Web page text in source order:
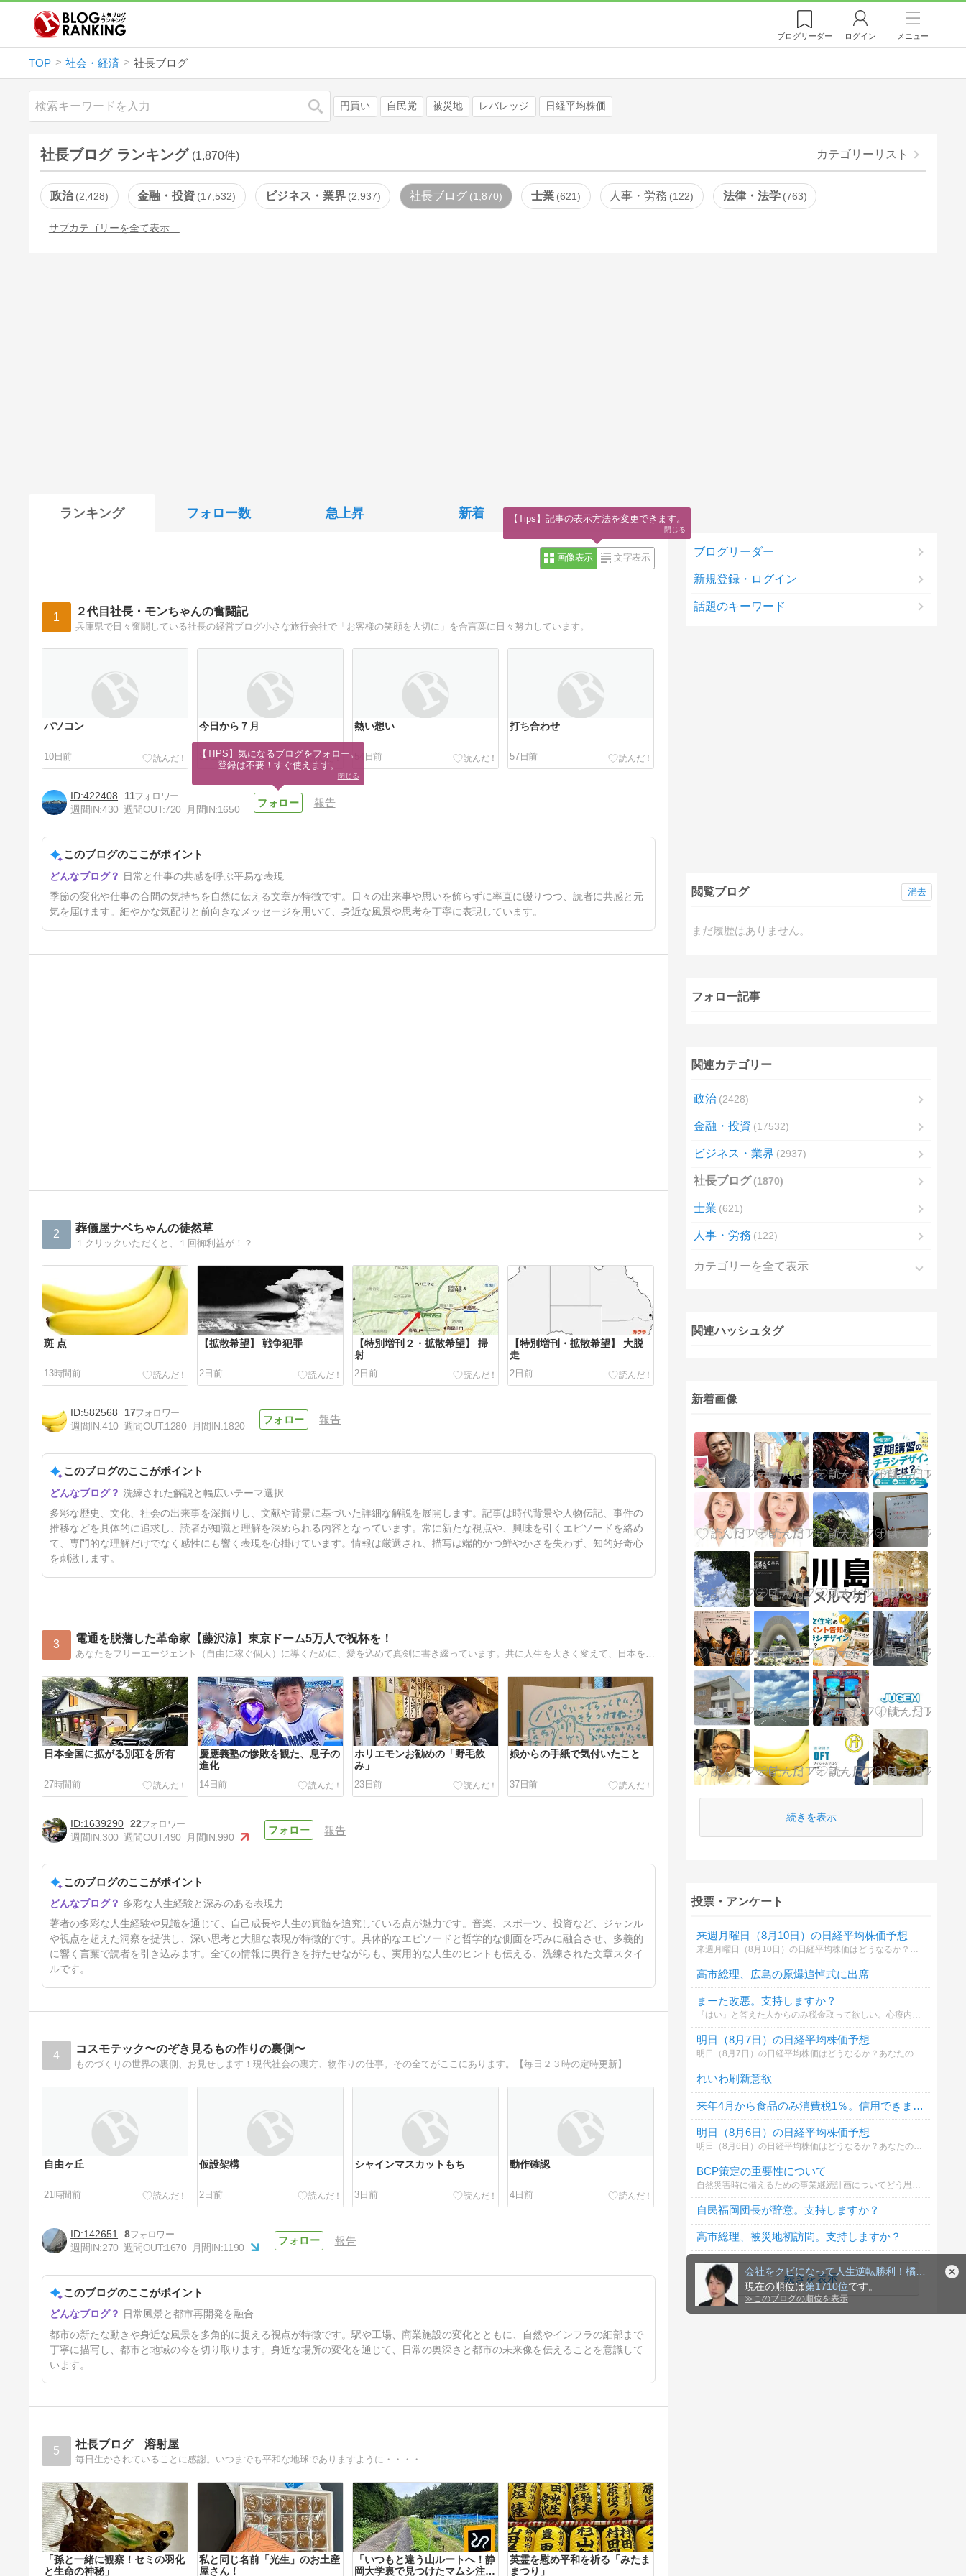
会社をクビになって人生逆転勝利！橘けんじ
現在の順位は第1710位です。
≫このブログの順位を表示
ブログリーダー ログイン メニュー
TOP 社会・経済 社長ブログ
検索 円買い 自民党 被災地 レバレッジ 日経平均株価
社長ブログ ランキング (1,870件) カテゴリーリスト
政治 2,428 金融・投資 17,532 ビジネス・業界 2,937 社長ブログ 1,870 士業 621 人事・労務 122 法律・法学 763
サブカテゴリーを全て表示…
ランキング フォロー数 急上昇 新着
画像表示 文字表示
1 ２代目社長・モンちゃんの奮闘記
兵庫県で日々奮闘している社長の経営ブログ小さな旅行会社で「お客様の笑顔を大切に」を合言葉に日々努力しています。
パソコン
10日前
今日から７月
38日前
熱い想い
54日前
打ち合わせ
57日前
５月３１日
68日前
422408
11
週間IN:430 週間OUT:720 月間IN:1650
報告
このブログのここがポイント
日常と仕事の共感を呼ぶ平易な表現
季節の変化や仕事の合間の気持ちを自然に伝える文章が特徴です。日々の出来事や思いを飾らずに率直に綴りつつ、読者に共感と元
気を届けます。細やかな気配りと前向きなメッセージを用いて、身近な風景や思考を丁寧に表現しています。
2 葬儀屋ナベちゃんの徒然草
１クリックいただくと、１回御利益が！？
斑 点
13時間前
【拡散希望】 戦争犯罪
2日前
【特別増刊２・拡散希望】 掃
射
2日前
【特別増刊・拡散希望】 大脱
走
2日前
TAXI
3日前
582568
17
週間IN:410 週間OUT:1280 月間IN:1820
報告
このブログのここがポイント
洗練された解説と幅広いテーマ選択
多彩な歴史、文化、社会の出来事を深掘りし、文献や背景に基づいた詳細な解説を展開します。記事は時代背景や人物伝記、事件の
推移などを具体的に追求し、読者が知識と理解を深められる内容となっています。常に新たな視点や、興味を引くエピソードを絡め
て、専門的な理解だけでなく感性にも響く表現を心掛けています。情報は厳選され、描写は端的かつ鮮やかさを失わず、知的好奇心
を刺激します。
3 電通を脱藩した革命家【藤沢涼】東京ドーム5万人で祝杯を！
日本全国に拡がる別荘を所有
27時間前
慶應義塾の惨敗を観た、息子の
進化
14日前
ホリエモンお勧めの「野毛飲
み」
23日前
娘からの手紙で気付いたこと
37日前
日経平均7万円突破で、売り目
線
52日前
1639290 22
週間IN:300 週間OUT:490 月間IN:990
報告
このブログのここがポイント
多彩な人生経験と深みのある表現力
著者の多彩な人生経験や見識を通じて、自己成長や人生の真髄を追究している点が魅力です。音楽、スポーツ、投資など、ジャンル
や視点を超えた洞察を提供し、深い思考と大胆な表現が特徴的です。具体的なエピソードと哲学的な側面を巧みに融合させ、多義的
に響く言葉で読者を引き込みます。全ての情報に奥行きを持たせながらも、実用的な人生のヒントも伝える、洗練された文章スタイ
ルです。
4 コスモテック〜のぞき見るもの作りの裏側〜
ものづくりの世界の裏側、お見せします！現代社会の裏方、物作りの仕事。その全てがここにあります。【毎日２３時の定時更新】
自由ヶ丘
21時間前
仮設架構
2日前
シャインマスカットもち
3日前
動作確認
4日前
タワマン敷地
5日前
142651
8
週間IN:270 週間OUT:1670 月間IN:1190
報告
このブログのここがポイント
日常風景と都市再開発を融合
都市の新たな動きや身近な風景を多角的に捉える視点が特徴です。駅や工場、商業施設の変化とともに、自然やインフラの細部まで
丁寧に描写し、都市と地域の今を切り取ります。身近な場所の変化を通じて、日常の奥深さと都市の未来像を伝えることを意識して
います。
5 社長ブログ 溶射屋
毎日生かされていることに感謝。いつまでも平和な地球でありますように・・・・
「孫と一緒に観察！セミの羽化
と生命の神秘」
私と同じ名前「光生」のお土産
屋さん！
「いつもと違う山ルートへ！静
岡大学裏で見つけたマムシ注意
英霊を慰め平和を祈る「みたま
まつり」
ブログリーダー
新規登録・ログイン
話題のキーワード
閲覧ブログ
まだ履歴はありません。
消去
フォロー記事
関連カテゴリー
政治 2428
金融・投資 17532
ビジネス・業界 2937
社長ブログ 1870
士業 621
人事・労務 122
カテゴリーを全て表示
関連ハッシュタグ
新着画像
続きを表示
投票・アンケート
来週月曜日（8月10日）の日経平均株価予想
高市総理、広島の原爆追悼式に出席
まーた改悪。支持しますか？
『はい』と答えた人からのみ税金取って欲しい。心療内科、来月からｶｳﾝｾﾘﾝｸﾞ時間が10分に短縮されるそうで今でさえ待合室の席を探すのが困難で呼び出しが聞こえない時もあるぐらいなのにｽﾘｯﾊﾟがないヮ立ちっぱだヮになりそうで逆にｽﾄﾚｽが増
明日（8月7日）の日経平均株価予想
明日（8月7日）の日経平均株価はどうなるか？あなたの御意見を聞かせて下さい。勿論希望や勘でもかまいません。見るだけもＯＫ！
れいわ刷新意欲
来年4月から食品のみ消費税1％。信用できますか？
明日（8月6日）の日経平均株価予想
BCP策定の重要性について
自然災害時に備えるための事業継続計画についてどう思いますか。
自民福岡団長が辞意。支持しますか？
高市総理、被災地初訪問。支持しますか？
続きを表示
【TIPS】気になるブログをフォロー。
登録は不要！すぐ使えます。
閉じる
【Tips】記事の表示方法を変更できます。
閉じる